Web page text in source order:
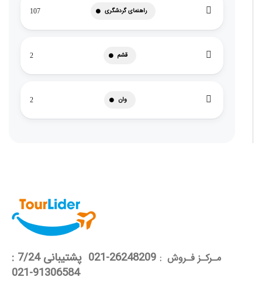
راهنمای گردشگری 107
قشم 2
وان 2
مـرکـز فـروش :
26248209-021 پشتیبانی 7/24 :
91306584-021